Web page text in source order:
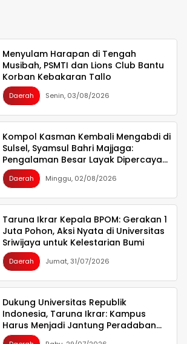
Menyulam Harapan di Tengah
Musibah, PSMTI dan Lions Club Bantu
Korban Kebakaran Tallo
Daerah Senin, 03/08/2026
Kompol Kasman Kembali Mengabdi di
Sulsel, Syamsul Bahri Majjaga:
Pengalaman Besar Layak Dipercaya
Memimpin
Daerah Minggu, 02/08/2026
Taruna Ikrar Kepala BPOM: Gerakan 1
Juta Pohon, Aksi Nyata di Universitas
Sriwijaya untuk Kelestarian Bumi
Daerah Jumat, 31/07/2026
Dukung Universitas Republik
Indonesia, Taruna Ikrar: Kampus
Harus Menjadi Jantung Peradaban
seperti Jepang dan China Wujudkan